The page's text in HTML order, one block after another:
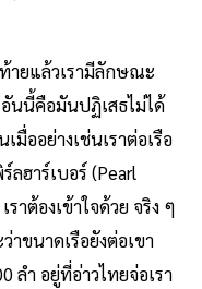
ายแล้วเรามีลักษณะ
นนี้คือมันปฏิเสธไม่ได้
มื่ออย่างเช่นเราต่อเรือ
ฮาร์เบอร์ (Pearl
ราต้องเข้าใจด้วย จริง ๆ
าขนาดเรือยังต่อเขา
ลำ อยู่ที่อ่าวไทยจ่อเรา